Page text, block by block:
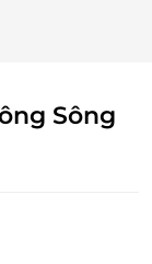
khỏe mạnh,
Sông